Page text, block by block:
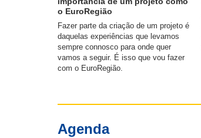
o EuroRegião
Fazer parte da criação de um projeto é
daquelas experiências que levamos
sempre connosco para onde quer
vamos a seguir. É isso que vou fazer
com o EuroRegião.
Agenda